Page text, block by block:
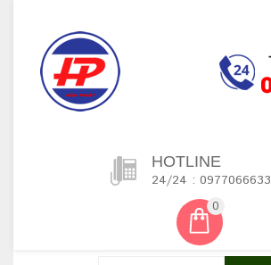
HOTLINE
24/24 : 0977066633
0